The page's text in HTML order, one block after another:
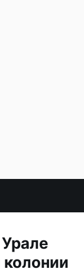
колонии